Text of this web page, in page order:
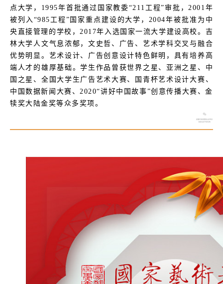
点大学，1995年首批通过国家教委“211工程”审批，2001年
被列入“985工程”国家重点建设的大学，2004年被批准为中
央直接管理的学校，2017年入选国家一流大学建设高校。吉
林大学人文气息浓郁，文史哲、广告、艺术学科交叉与融合
优势明显。艺术设计、广告创意设计特色鲜明，具有培养高
端人才的雄厚基础。学生作品曾获世界之星、亚洲之星、中
国之星、全国大学生广告艺术大赛、国青杯艺术设计大赛、
中国数据新闻大赛、2020“讲好中国故事”创意传播大赛、金
犊奖大陆金奖等众多奖项。